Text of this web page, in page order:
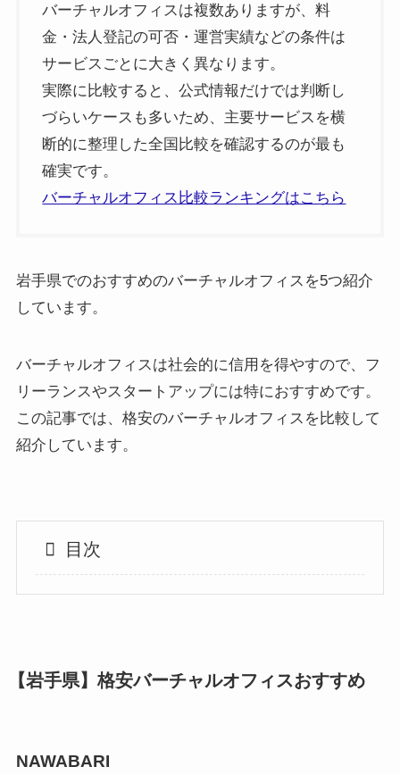
バーチャルオフィスは複数ありますが、料
金・法人登記の可否・運営実績などの条件は
サービスごとに大きく異なります。
実際に比較すると、公式情報だけでは判断し
づらいケースも多いため、主要サービスを横
断的に整理した全国比較を確認するのが最も
確実です。
バーチャルオフィス比較ランキングはこちら
岩手県でのおすすめのバーチャルオフィスを5つ紹介
しています。
バーチャルオフィスは社会的に信用を得やすので、フ
リーランスやスタートアップには特におすすめです。
この記事では、格安のバーチャルオフィスを比較して
紹介しています。
目次
【岩手県】格安バーチャルオフィスおすすめ
NAWABARI